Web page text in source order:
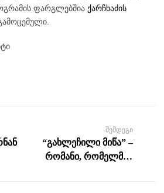
ფარგლებშია ქარჩხაძის
ᲨᲔᲛᲓᲔᲒᲘ
“გახლეჩილი მიწა” –
რომანი, რომელმაც
მონუსხა